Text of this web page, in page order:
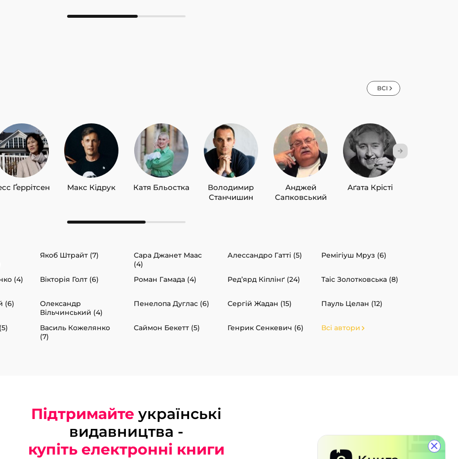
×
ВСІ
Ґеррітсен Макс Кідрук Катя Бльостка
Володимир
Станчишин
Анджей
Сапковський
Аґата Крісті
Якоб Штрайт (7)
Сара Джанет Маас
(4)
Алессандро Гатті (5) Ремігіуш Мруз (6)
(4) Вікторія Голт (6) Роман Гамада (4) Ред’ярд Кіплінґ (24) Таіс Золотковська (8)
(6)
Олександр
Вільчинський (4)
Пенелопа Дуглас (6) Сергій Жадан (15) Пауль Целан (12)
Василь Кожелянко
(7)
Саймон Бекетт (5) Генрик Сенкевич (6) Всі автори
Підтримайте українські
видавництва -
купіть електронні книги